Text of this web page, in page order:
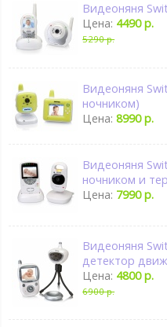
Видеоняня
Цена: 4490 р.
5290 р.
Видеоняня
ночником)
Цена:8990 р.
Видеоняня
ночником и
Цена: 7990 р.
Видеоняня
детектор
Цена: 4800 р.
6900 р.